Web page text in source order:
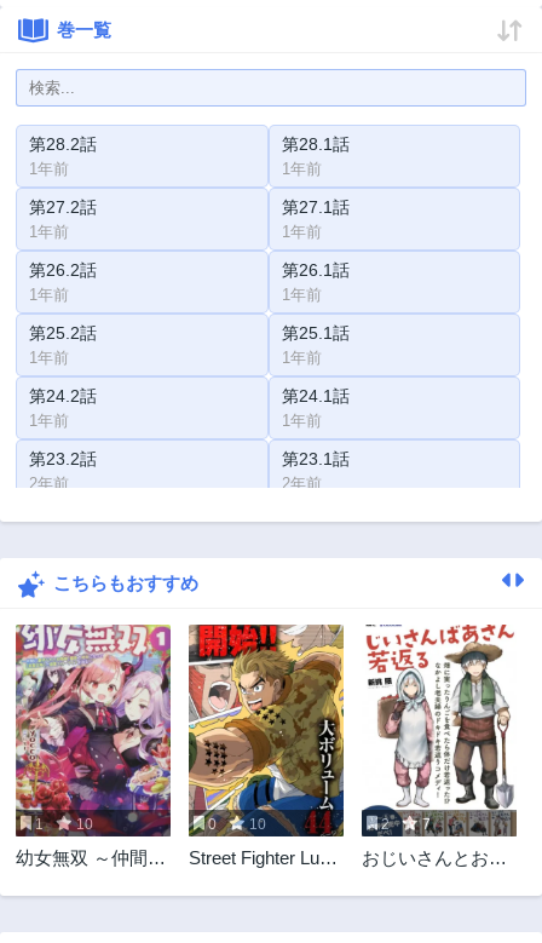
巻一覧
第28.2話
1年前
第28.1話
1年前
第27.2話
1年前
第27.1話
1年前
第26.2話
1年前
第26.1話
1年前
第25.2話
1年前
第25.1話
1年前
第24.2話
1年前
第24.1話
1年前
第23.2話
2年前
第23.1話
2年前
第22.2話 第22.1話
第21.2話
第20.2話
2年前
第20.1話
2年前
第19.2話
2年前
第19.1話
2年前
第19話
2年前
第18.2話
2年前
第18.1話
2年前
第18話
2年前
第17.2話 第17.1話
こちらもおすすめ
1 10
幼女無双 ～仲間に
なって【英霊召
0 10
Street Fighter Luke
2 7
おじいさんとおば